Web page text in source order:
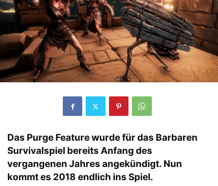
Das Purge Feature wurde für das Barbaren
Survivalspiel bereits Anfang des
vergangenen Jahres angekündigt. Nun
kommt es 2018 endlich ins Spiel.